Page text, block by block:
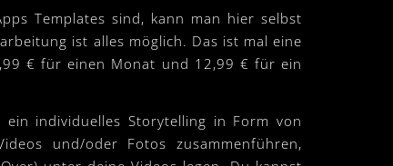
Templates sind, kann man hier selbst
ist alles möglich. Das ist mal eine
€ für einen Monat und 12,99 € für ein
individuelles Storytelling in Form von
und/oder Fotos zusammenführen,